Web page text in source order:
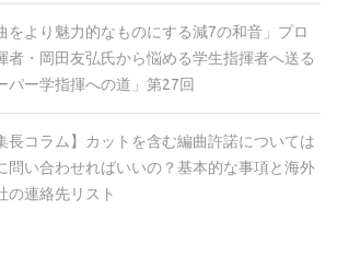
をより魅力的なものにする減7の和音」プロ
者・岡田友弘氏から悩める学生指揮者へ送る
パー学指揮への道」第27回
長コラム】カットを含む編曲許諾については
問い合わせればいいの？基本的な事項と海外
の連絡先リスト